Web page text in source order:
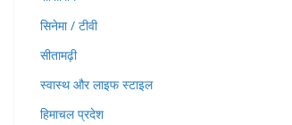
सिनेमा / टीवी
सीतामढ़ी
स्वास्थ और लाइफ स्टाइल
हिमाचल प्रदेश